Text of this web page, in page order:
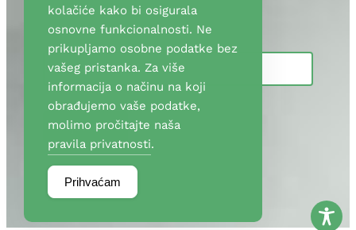
E-mail adresa:
kolačiće kako bi osigurala
osnovne funkcionalnosti. Ne
prikupljamo osobne podatke bez
vašeg pristanka. Za više
informacija o načinu na koji
obrađujemo vaše podatke,
molimo pročitajte naša
pravila privatnosti.
Prihvaćam